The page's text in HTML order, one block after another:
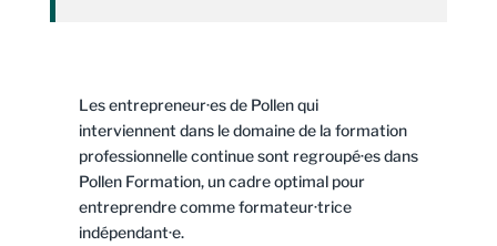
Les entrepreneur·es de Pollen qui
interviennent dans le domaine de la formation
professionnelle continue sont regroupé·es dans
Pollen Formation, un cadre optimal pour
entreprendre comme formateur·trice
indépendant·e.